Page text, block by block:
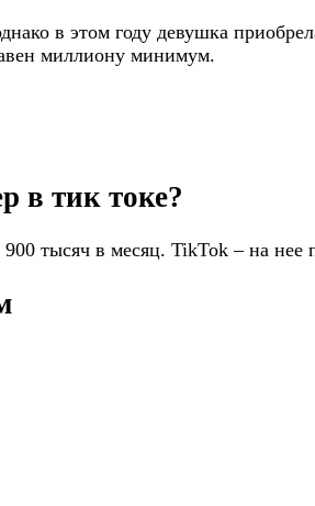
в этом году девушка
миллиону минимум.
в тик токе?
тысяч в месяц. TikTok – на